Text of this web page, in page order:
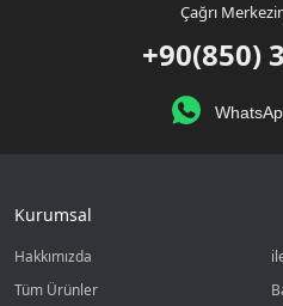
Çağrı
+90(850)
Kurumsal
Hakkımızda
Tüm Ürünler